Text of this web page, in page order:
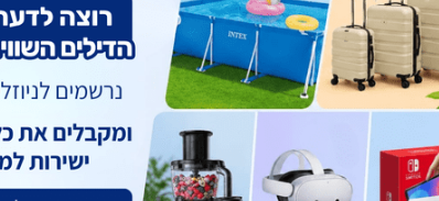
מקרר מקפיא עליון סמסונג SAMSUNG RT62K7044SL |